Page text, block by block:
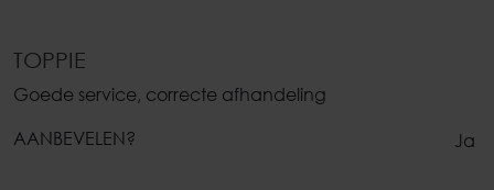
TOPPIE
Goede service, correcte afhandeling
AANBEVELEN?
Ja